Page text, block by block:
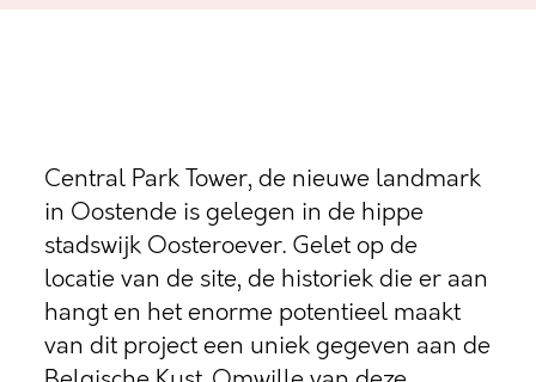
Central Park Tower, de nieuwe landmark
in Oostende is gelegen in de hippe
stadswijk Oosteroever. Gelet op de
locatie van de site, de historiek die er aan
hangt en het enorme potentieel maakt
van dit project een uniek gegeven aan de